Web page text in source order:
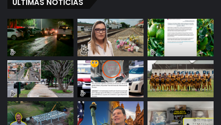
ÚLTIMAS NOTICIAS